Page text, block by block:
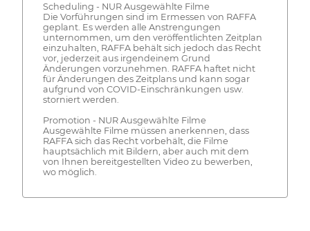
Scheduling - NUR Ausgewählte Filme
Die Vorführungen sind im Ermessen von RAFFA
geplant. Es werden alle Anstrengungen
unternommen, um den veröffentlichten Zeitplan
einzuhalten, RAFFA behält sich jedoch das Recht
vor, jederzeit aus irgendeinem Grund
Änderungen vorzunehmen. RAFFA haftet nicht
für Änderungen des Zeitplans und kann sogar
aufgrund von COVID-Einschränkungen usw.
storniert werden.
Promotion - NUR Ausgewählte Filme
Ausgewählte Filme müssen anerkennen, dass
RAFFA sich das Recht vorbehält, die Filme
hauptsächlich mit Bildern, aber auch mit dem
von Ihnen bereitgestellten Video zu bewerben,
wo möglich.